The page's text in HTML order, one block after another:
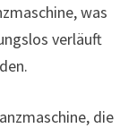
was
verläuft
die